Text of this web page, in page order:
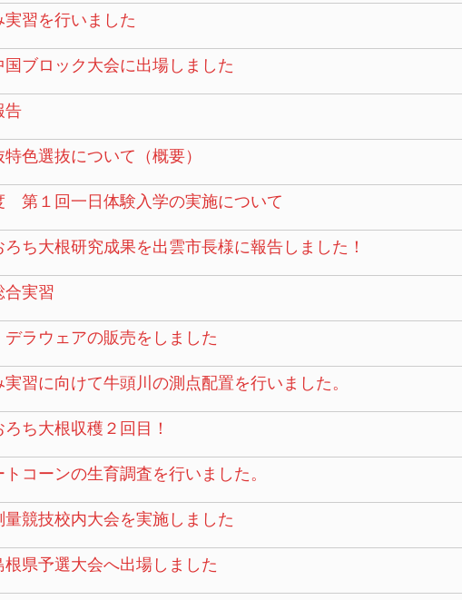
実習を行いました
国ブロック大会に出場しました
告
色選抜について（概要）
第１回一日体験入学の実施について
ろち大根研究成果を出雲市長様に報告しました！
合実習
ラウェアの販売をしました
実習に向けて牛頭川の測点配置を行いました。
ち大根収穫２回目！
トコーンの生育調査を行いました。
量競技校内大会を実施しました
根県予選大会へ出場しました